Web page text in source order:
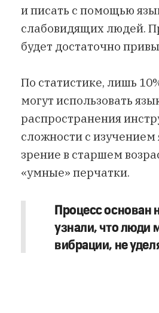
и писать с помощью
слабовидящих людей.
будет достаточно
По статистике, лишь
могут использовать
распространения
сложности с изучением
зрение в старшем
«умные» перчатки.
Процесс основан
узнали, что люди
вибрации, не